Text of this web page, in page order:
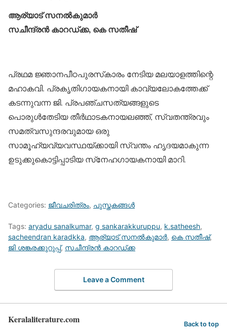
ആര്യാട് സനല്‍കുമാര്‍
സചീന്ദ്രന്‍ കാറഡ്ക്ക, കെ സതീഷ്
പ്രഥമ ജ്ഞാനപീഠപുരസ്‌കാരം നേടിയ മലയാളത്തിന്റെ
മഹാകവി. പ്രകൃതിഗായകനായി കാവ്യലോകത്തേക്ക്
കടന്നുവന്ന ജി. പ്രപഞ്ചസത്യങ്ങളുടെ
പൊരുള്‍തേടിയ തീര്‍ഥാടകനായലഞ്ഞ്, സ്വതന്ത്രവും
സമത്വസുന്ദരവുമായ ഒരു
സാമൂഹ്യവ്യവസ്ഥയ്ക്കായി സ്വന്തം ഹൃദയമാകുന്ന
ഉടുക്കുകൊട്ടിപ്പാടിയ സ്‌നേഹഗായകനായി മാറി.
Categories: ജീവചരിത്രം, പുസ്തകങ്ങള്‍
Tags: aryadu sanalkumar, g sankarakkuruppu, k.satheesh,
sacheendran karadkka, ആര്യാട് സനല്‍കുമാര്‍, കെ സതീഷ്,
ജി ശങ്കരക്കുറുപ്പ്, സചീന്ദ്രന്‍ കാറഡ്ക്ക
Leave a Comment
Keralaliterature.com Back to top